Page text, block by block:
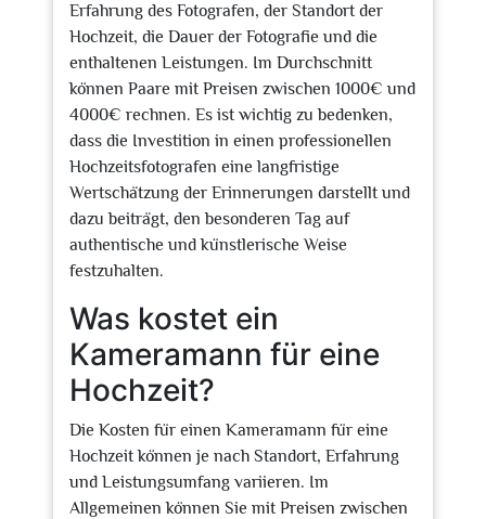
Erfahrung des Fotografen, der Standort der
Hochzeit, die Dauer der Fotografie und die
enthaltenen Leistungen. Im Durchschnitt
können Paare mit Preisen zwischen 1000€ und
4000€ rechnen. Es ist wichtig zu bedenken,
dass die Investition in einen professionellen
Hochzeitsfotografen eine langfristige
Wertschätzung der Erinnerungen darstellt und
dazu beiträgt, den besonderen Tag auf
authentische und künstlerische Weise
festzuhalten.
Was kostet ein
Kameramann für eine
Hochzeit?
Die Kosten für einen Kameramann für eine
Hochzeit können je nach Standort, Erfahrung
und Leistungsumfang variieren. Im
Allgemeinen können Sie mit Preisen zwischen